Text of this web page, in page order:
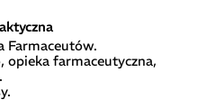
Farmaceutów.
opieka farmaceutyczna,